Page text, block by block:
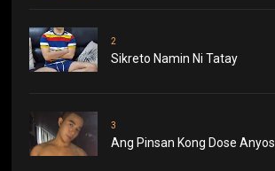
2
Sikreto Namin Ni Tatay
3
Ang Pinsan Kong Dose Anyos